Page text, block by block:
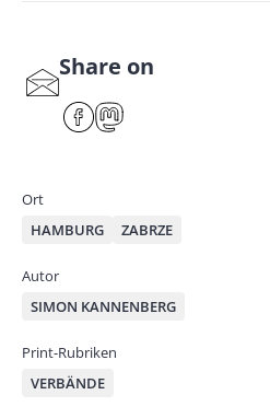
S
Share on
F
Ort
HAMBURG
ZABRZE
Autor
SIMON KANNENBERG
Print-Rubriken
VERBÄNDE